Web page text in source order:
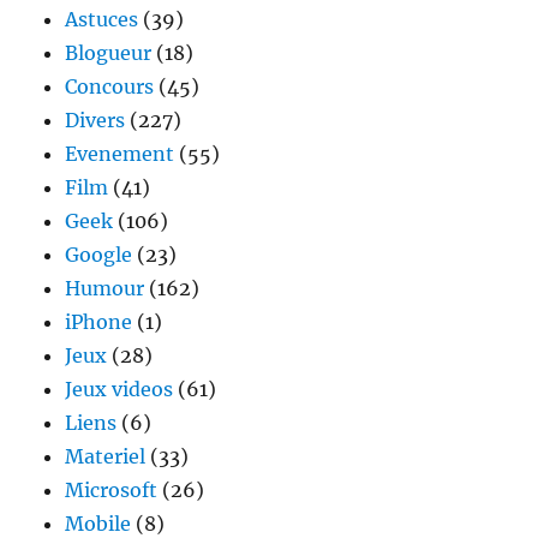
Astuces (39)
Blogueur (18)
Concours (45)
Divers (227)
Evenement (55)
Film (41)
Geek (106)
Google (23)
Humour (162)
iPhone (1)
Jeux (28)
Jeux videos (61)
Liens (6)
Materiel (33)
Microsoft (26)
Mobile (8)